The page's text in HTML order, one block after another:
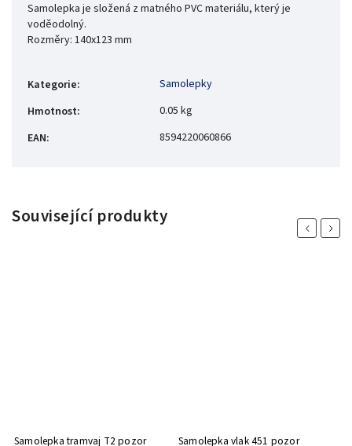
Samolepka je složená z matného PVC materiálu, který je
voděodolný.
Rozměry: 140x123 mm
Kategorie:
Samolepky
Hmotnost:
0.05 kg
EAN: 8594220060866
Související produkty
Previous
Samolepka tramvaj T2 pozor Samolepka vlak 451 pozor
Next